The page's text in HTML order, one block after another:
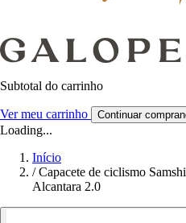
Subtotal do carrinho
Ver meu carrinho Continuar
Loading...
Início
/ Capacete de ciclismo
Alcantara 2.0